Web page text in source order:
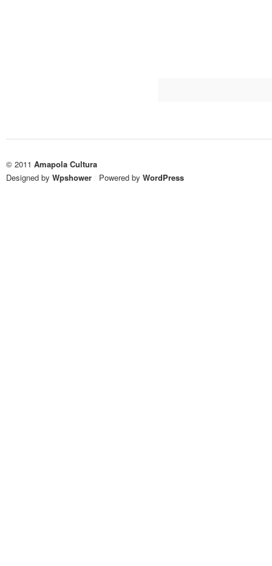
© 2011 Amapola Cultura
Designed by Wpshower / Powered by WordPress